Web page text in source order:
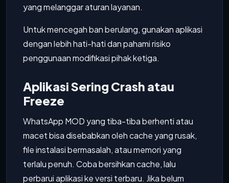
yang melanggar aturan layanan.
Untuk mencegah ban berulang, gunakan aplikasi
dengan lebih hati-hati dan pahami risiko
penggunaan modifikasi pihak ketiga.
Aplikasi Sering Crash atau
Freeze
WhatsApp MOD yang tiba-tiba berhenti atau
macet bisa disebabkan oleh cache yang rusak,
file instalasi bermasalah, atau memori yang
terlalu penuh. Coba bersihkan cache, lalu
perbarui aplikasi ke versi terbaru. Jika belum